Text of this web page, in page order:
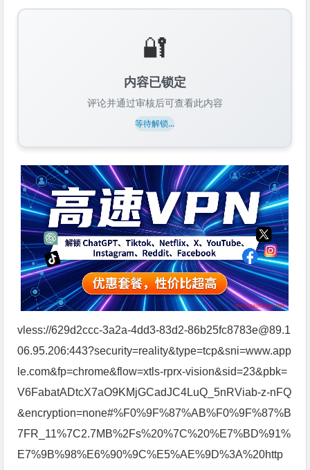
🔐
内容已锁定
评论并通过审核后可查看此内容
等待解锁...
vless://629d2ccc-3a2a-4dd3-83d2-86b25fc8783e@89.1
06.95.206:443?security=reality&type=tcp&sni=www.app
le.com&fp=chrome&flow=xtls-rprx-vision&sid=23&pbk=
V6FabatADtcX7aO9KMjGCadJC4LuQ_5nRViab-z-nFQ
&encryption=none#%F0%9F%87%AB%F0%9F%87%B
7FR_11%7C2.7MB%2Fs%20%7C%20%E7%BD%91%
E7%9B%98%E6%90%9C%E5%AE%9D%3A%20http